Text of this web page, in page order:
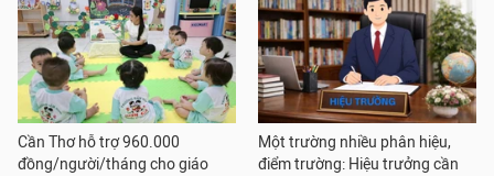
Cần Thơ hỗ trợ 960.000
đồng/người/tháng cho giáo
Một trường nhiều phân hiệu,
điểm trường: Hiệu trưởng cần